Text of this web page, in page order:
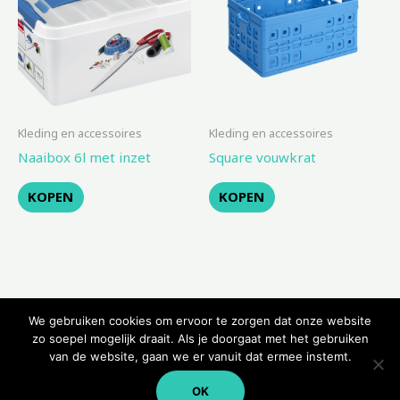
Kleding en accessoires
Naaibox 6l met inzet
KOPEN
Kleding en accessoires
Square vouwkrat
KOPEN
Copyright © 2026 Kampeerwinkeltje
We gebruiken cookies om ervoor te zorgen dat onze website
zo soepel mogelijk draait. Als je doorgaat met het gebruiken
van de website, gaan we er vanuit dat ermee instemt.
OK